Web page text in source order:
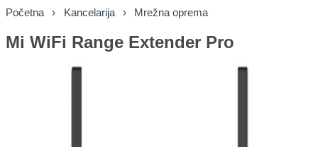
Početna Kancelarija Mrežna oprema
Mi WiFi Range Extender Pro